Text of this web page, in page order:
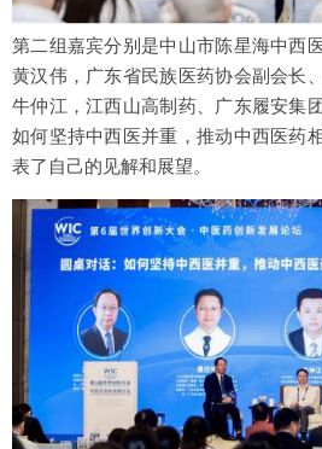
第二组嘉宾分别是中山市陈星海中西
黄汉伟，广东省民族医药协会副会长
牛仲江，江西山高制药、广东履安集
如何坚持中西医并重，推动中西医药
表了自己的见解和展望。